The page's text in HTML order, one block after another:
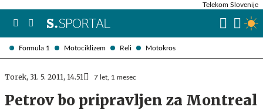
Formula 1 Motociklizem Reli Motokros
Telekom Slovenije
Torek, 31. 5. 2011, 14.51 7 let, 1 mesec
Petrov bo pripravljen za Montreal